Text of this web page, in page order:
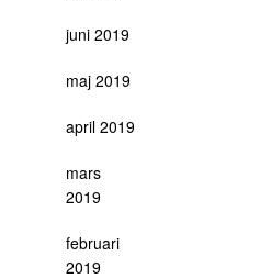
juni 2019
maj 2019
april 2019
mars
2019
februari
2019